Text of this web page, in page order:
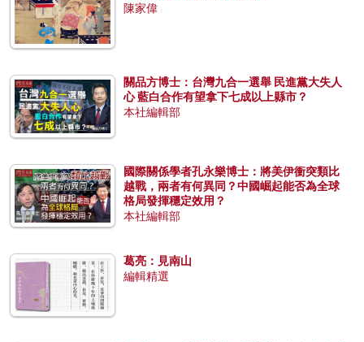
陳家偉
關品方博士：台灣九合一選舉 民進黨大失人
心 藍白合作有望拿下七成以上縣市？
本社編輯部
國際關係學者孔永樂博士：將美伊衝突類比
越戰，兩者有何異同？中國崛起能否為全球
格局發揮穩定效用？
本社編輯部
葛亮：見南山
編輯精選